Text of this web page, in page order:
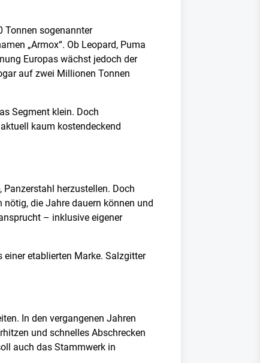
Tonnen sogenannter
„Armox“. Ob Leopard, Puma
Europas wächst jedoch der
auf zwei Millionen Tonnen
Segment klein. Doch
kaum kostendeckend
herzustellen. Doch
die Jahre dauern können und
– inklusive eigener
einer etablierten Marke. Salzgitter
In den vergangenen Jahren
und schnelles Abschrecken
auch das Stammwerk in